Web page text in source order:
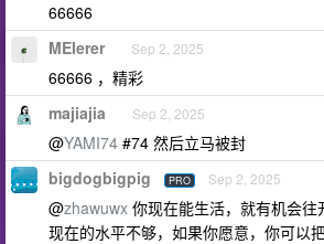
66666
MEIerer Sep 2, 2025
66666 ，精彩
majiajia Sep 2, 2025
@YAMI74 #74 然后立马被封
bigdogbigpig PRO Sep 2, 2025
@zhawuwx 你现在能生活，就有机会
现在的水平不够，如果你愿意，你可以